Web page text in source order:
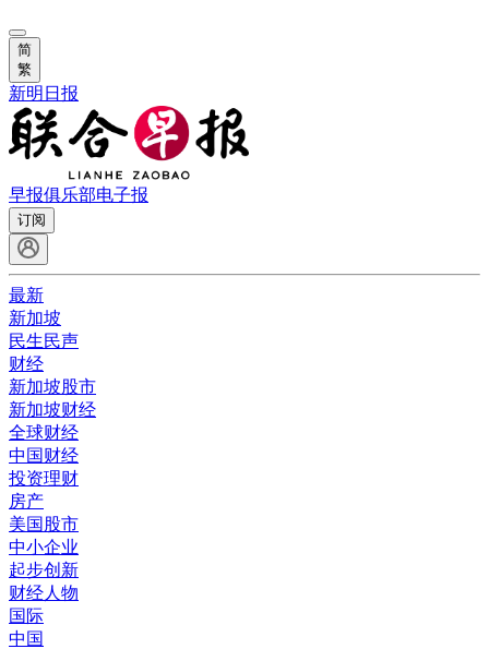
简
繁
新明日报
早报俱乐部电子报
订阅
最新
新加坡
民生民声
财经
新加坡股市
新加坡财经
全球财经
中国财经
投资理财
房产
美国股市
中小企业
起步创新
财经人物
国际
中国